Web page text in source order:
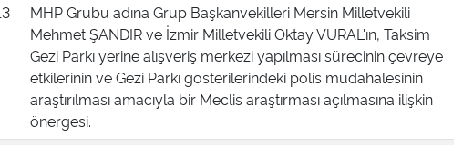
MHP Grubu adına Grup Başkanvekilleri Mersin Milletvekili
Mehmet ŞANDIR ve İzmir Milletvekili Oktay VURAL'ın, Taksim
Gezi Parkı yerine alışveriş merkezi yapılması sürecinin çevreye
etkilerinin ve Gezi Parkı gösterilerindeki polis müdahalesinin
araştırılması amacıyla bir Meclis araştırması açılmasına ilişkin
önergesi.